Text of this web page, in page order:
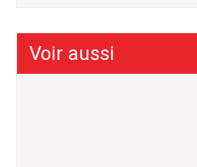
Voir aussi